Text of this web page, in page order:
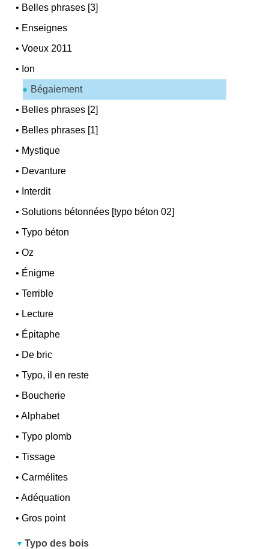
• Belles phrases [3]
• Enseignes
•Voeux 2011
• Ion
Bégaiement
• Belles phrases [2]
• Belles phrases [1]
• Mystique
• Devanture
• Interdit
• Solutions bétonnées [typo béton 02]
•Typo béton
•Oz
• Énigme
•Terrible
• Lecture
• Épitaphe
• De bric
•Typo, il en reste
• Boucherie
•Alphabet
•Typo plomb
•Tissage
•Carmélites
•Adéquation
•Gros point
Typo des bois